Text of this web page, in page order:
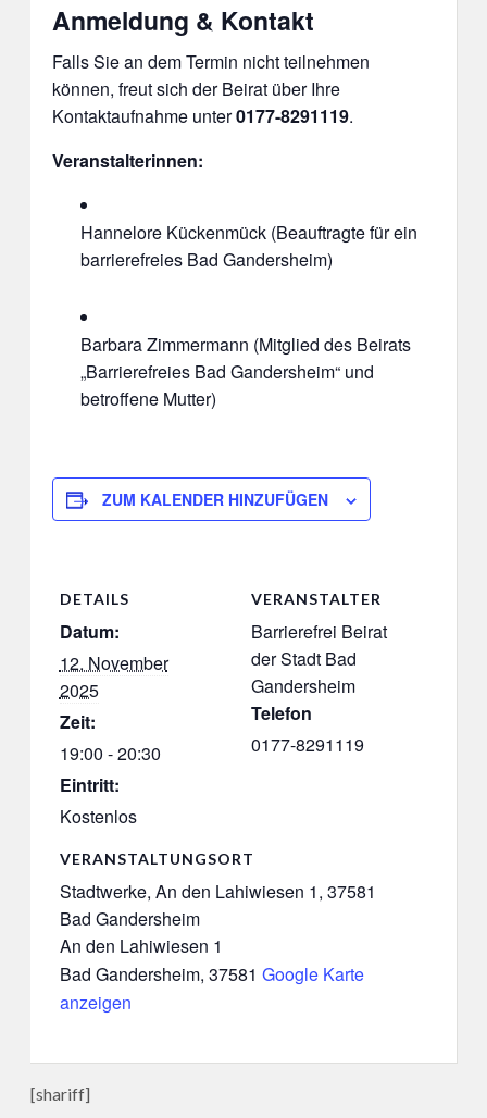
Anmeldung & Kontakt
Falls Sie an dem Termin nicht teilnehmen
können, freut sich der Beirat über Ihre
Kontaktaufnahme unter0177-8291119.
Veranstalterinnen:
Hannelore Kückenmück (Beauftragte für ein
barrierefreies Bad Gandersheim)
Barbara Zimmermann (Mitglied des Beirats
„Barrierefreies Bad Gandersheim“ und
betroffene Mutter)
ZUM KALENDER HINZUFÜGEN
DETAILS
Datum:
12. November
2025
Zeit:
19:00 - 20:30
Eintritt:
Kostenlos
VERANSTALTUNGSORT
Stadtwerke, An den Lahiwiesen 1, 37581
Bad Gandersheim
An den Lahiwiesen 1
Bad Gandersheim, 37581 Google Karte
anzeigen
VERANSTALTER
Barrierefrei Beirat
der Stadt Bad
Gandersheim
Telefon
0177-8291119
[shariff]